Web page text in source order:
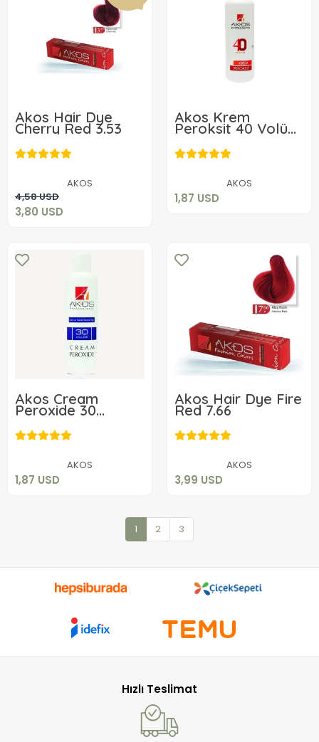
Akos Hair Dye
Cherry Red 3.53
AKOS
4,58 USD
3,80 USD
3,80 USD
Add to cart
Akos Krem
Peroksit 40 Volüm
%12 60ML
AKOS
1,87 USD
1,87 USD
Akos Cream
Peroxide 30
Volume %9 60ML
AKOS
1,87 USD
1,87 USD
Akos Hair Dye Fire
Red 7.66
AKOS
3,99 USD
3,99 USD
1 2 3
Hızlı Teslimat